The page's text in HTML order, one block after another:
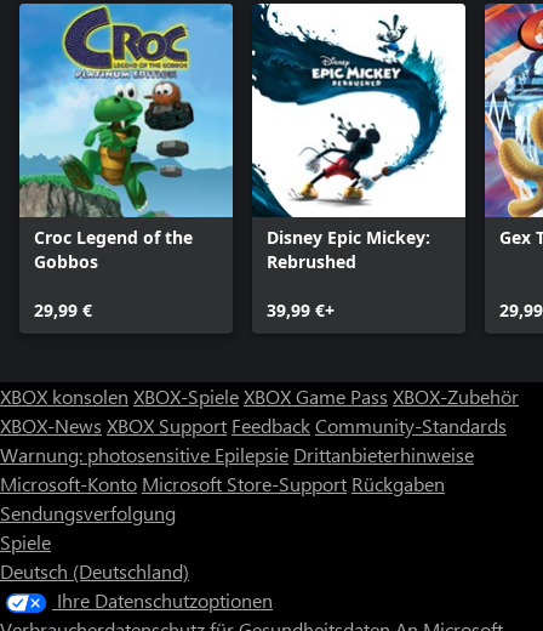
Croc Legend of the
Gobbos
29,99 €
Disney Epic Mickey:
Rebrushed
39,99 €+
Gex
XBOX konsolen XBOX-SpieleXBOX Game Pass XBOX-Zubehör
XBOX-News XBOX Support FeedbackCommunity-Standards
Warnung: photosensitive Epilepsie Drittanbieterhinweise
Microsoft-Konto Microsoft Store-Support Rückgaben
Sendungsverfolgung
Spiele
Deutsch (Deutschland)
Ihre Datenschutzoptionen